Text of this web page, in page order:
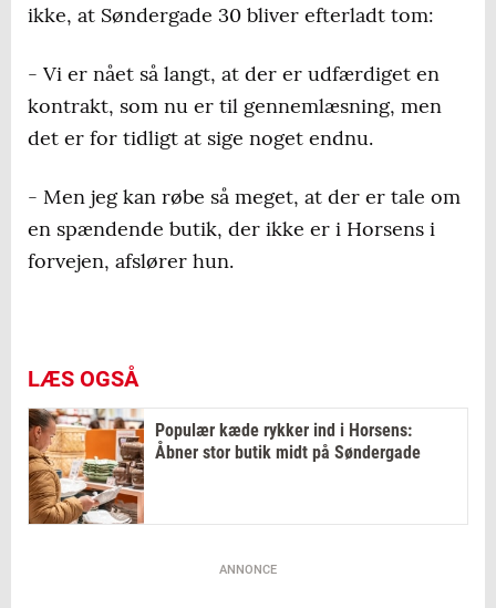
ikke, at Søndergade 30 bliver efterladt tom:
- Vi er nået så langt, at der er udfærdiget en
kontrakt, som nu er til gennemlæsning, men
det er for tidligt at sige noget endnu.
- Men jeg kan røbe så meget, at der er tale om
en spændende butik, der ikke er i Horsens i
forvejen, afslører hun.
LÆS OGSÅ
Populær kæde rykker ind i Horsens:
Åbner stor butik midt på Søndergade
ANNONCE